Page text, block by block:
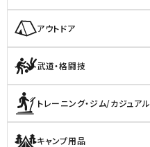
アウトドア
武道・格闘技
トレーニング・ジム/カジュアル
キャンプ用品